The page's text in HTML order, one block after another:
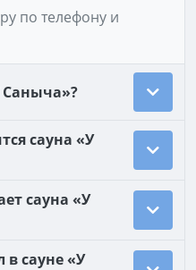
по телефону и
Саныча»?
сауна «У
сауна «У
в сауне «У